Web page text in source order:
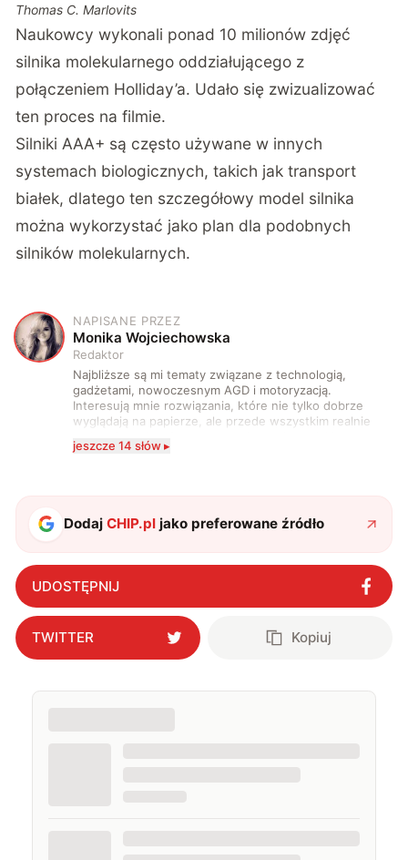
Thomas C. Marlovits
Naukowcy wykonali ponad 10 milionów zdjęć
silnika molekularnego oddziałującego z
połączeniem Holliday’a. Udało się zwizualizować
ten proces na filmie.
Silniki AAA+ są często używane w innych
systemach biologicznych, takich jak transport
białek, dlatego ten szczegółowy model silnika
można wykorzystać jako plan dla podobnych
silników molekularnych.
M
NAPISANE PRZEZ
Monika Wojciechowska
Redaktor
Najbliższe są mi tematy związane z technologią,
gadżetami, nowoczesnym AGD i motoryzacją.
Interesują mnie rozwiązania, które nie tylko dobrze
wyglądają na papierze, ale przede wszystkim realnie
korzystamy z technologii na co dzień. Ukończyłam
muzykę.
jeszcze 14 słów ▸
DodajCHIP.pl jako preferowane źródło
UDOSTĘPNIJ
TWITTER Kopiuj